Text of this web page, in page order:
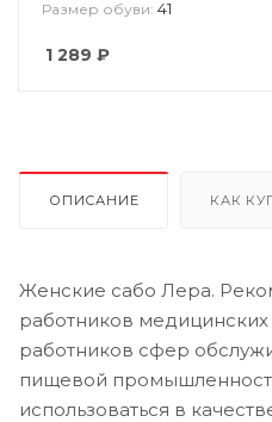
Размер обуви: 41
1 289 ₽
ОПИСАНИЕ КАК
Женские сабо Лера.
работников
работников сфер
пищевой
использоваться в